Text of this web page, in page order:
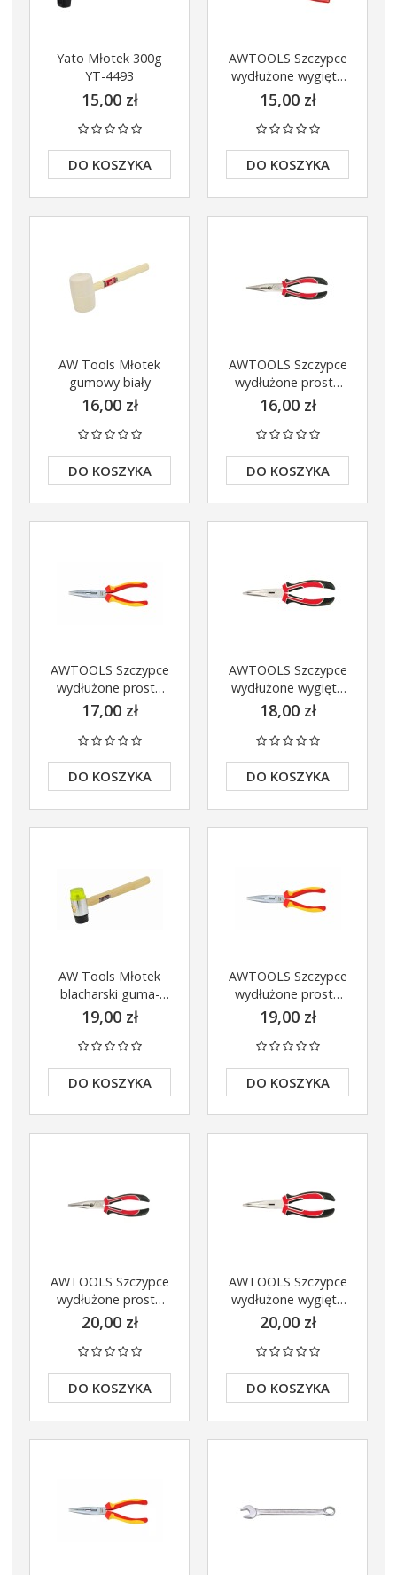
Yato Młotek 300g
YT-4493
15,00 zł
DO KOSZYKA
AWTOOLS Szczypce
wydłużone wygięte
200mm AW31056
15,00 zł
DO KOSZYKA
AW Tools Młotek
gumowy biały
16,00 zł
DO KOSZYKA
AWTOOLS Szczypce
wydłużone proste
160mm AW31062
16,00 zł
DO KOSZYKA
AWTOOLS Szczypce
wydłużone proste
160mm AW31109
17,00 zł
DO KOSZYKA
AWTOOLS Szczypce
wydłużone wygięte
160mm AW31064
18,00 zł
DO KOSZYKA
AW Tools Młotek
blacharski guma-
plastik
19,00 zł
DO KOSZYKA
AWTOOLS Szczypce
wydłużone proste
180mm AW31110
19,00 zł
DO KOSZYKA
AWTOOLS Szczypce
wydłużone proste
200mm AW31063
20,00 zł
DO KOSZYKA
AWTOOLS Szczypce
wydłużone wygięte
200mm AW31065
20,00 zł
DO KOSZYKA